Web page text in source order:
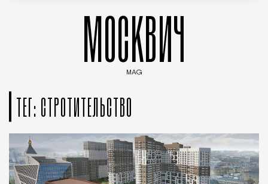
МОСКВИЧ
MAG
ТЕГ: СТРОТИТЕЛЬСТВО